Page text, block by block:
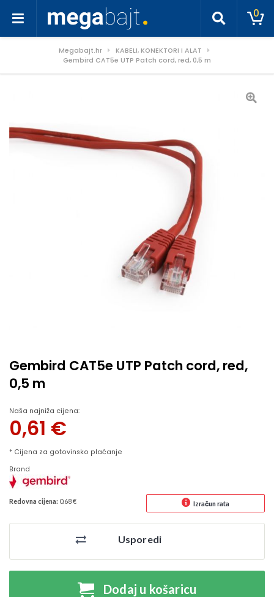
0
Megabajt.hr
KABELI, KONEKTORI I ALAT
Gembird CAT5e UTP Patch cord, red, 0,5 m
Gembird CAT5e UTP Patch cord, red,
0,5 m
Naša najniža cijena:
0,61 €
* Cijena za gotovinsko plaćanje
Brand
Redovna cijena: 0.68 € Izračun rata
Usporedi
Dodaj u košaricu